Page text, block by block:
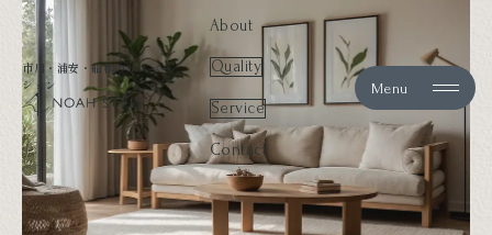
市川・浦安・船橋のリノベー
ション
noah style
About
Quality
Service
Contact
Menu